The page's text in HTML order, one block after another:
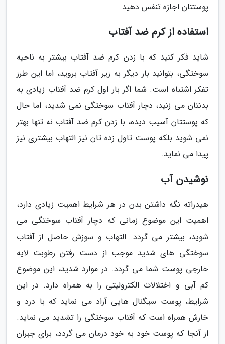
پوستتان اجازه تنفس دهید.
استفاده از کرم ضد آفتاب
شاید فکر کنید که با زدن کرم ضد آفتاب بیشتر به ناحیه
سوختگی، بتوانید بار دیگر به زیر آفتاب بروید، اما این طرز
تفکر اشتباه است. شما اگر بار اول کرم ضد آفتاب زیادی به
بدنتان می زنید، دچار آفتاب سوختگی نمی شدید، اما حال
که پوستتان آسیب دیده، با زدن کرم ضد آفتاب نه تنها بهتر
نمی شوید بلکه پوست تاول زده تان نیز التهاب بیشتری نیز
پیدا می نماید.
نوشیدن آب
هیدراته نگه داشتن بدن در هر شرایط اهمیت زیادی دارد،
اهمیت این موضوع زمانی که دچار آفتاب سوختگی می
شوید، بیشتر می گردد. التهاب و سوزش حاصل از آفتاب
سوختگی های شدید موجب از دست رفتن رطوبت لایه
خارجی پوست شما می گردد. در موارد شدید، این موضوع
کم آبی و اختلالات الکترولیتی را به همراه دارد. در این
شرایط، پوست سیگنال هایی آزاد می نماید که با درد و
خارش همراه است که آفتاب سوختگی را تشدید می نماید.
از آنجا که پوست خود به خود درمان می گردد، برای جبران